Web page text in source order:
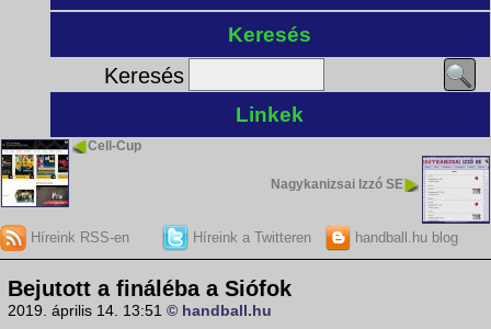
Keresés
Keresés
Linkek
Cell-Cup
Nagykanizsai Izzó SE
Híreink RSS-en Híreink a Twitteren handball.hu blog
Bejutott a fináléba a Siófok
2019. április 14. 13:51 © handball.hu